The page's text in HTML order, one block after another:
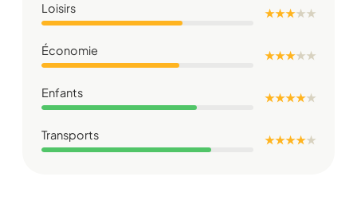
Loisirs ★ ★ ★★★
Économie ★ ★ ★★★
Enfants ★ ★ ★ ★★
Transports ★ ★ ★ ★★